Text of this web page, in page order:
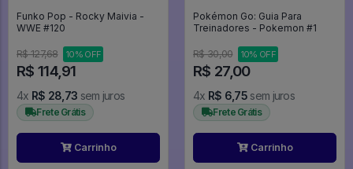
Funko Pop - Rocky Maivia -
WWE #120
R$ 127,68 10% OFF
R$ 114,91
4x R$ 28,73 sem juros
Frete Grátis
Carrinho
Pokémon Go: Guia Para
Treinadores - Pokemon #1
R$ 30,00 10% OFF
R$ 27,00
4x R$ 6,75 sem juros
Frete Grátis
Carrinho